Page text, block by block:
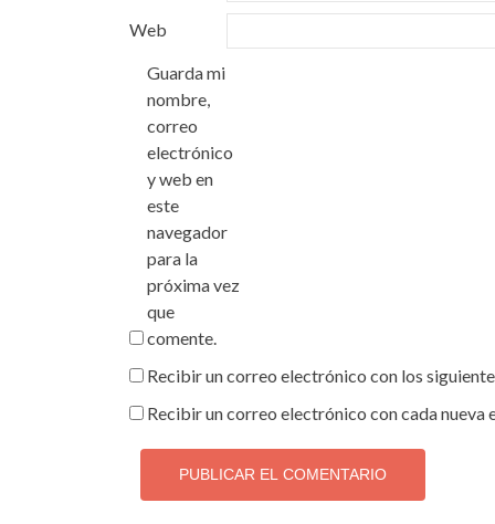
Web
Guarda mi
nombre,
correo
electrónico
y web en
este
navegador
para la
próxima vez
que
comente.
Recibir un correo electrónico con los
Recibir un correo electrónico con cada nueva